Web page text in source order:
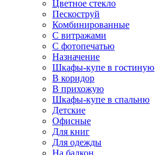
Цветное стекло
Пескоструй
Комбинированные
С витражами
С фотопечатью
Назначение
Шкафы-купе в гостиную
В коридор
В прихожую
Шкафы-купе в спальню
Детские
Офисные
Для книг
Для одежды
На балкон